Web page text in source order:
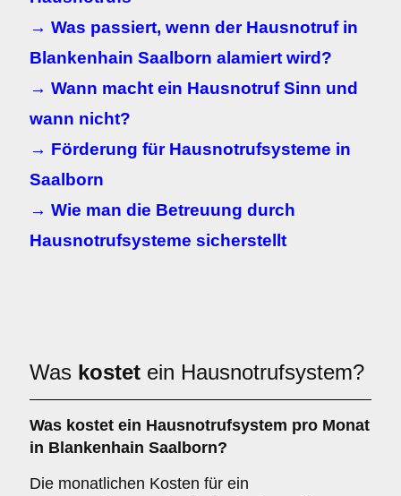
→ Was passiert, wenn der Hausnotruf in
Blankenhain Saalborn alamiert wird?
→ Wann macht ein Hausnotruf Sinn und
wann nicht?
→ Förderung für Hausnotrufsysteme in
Saalborn
→ Wie man die Betreuung durch
Hausnotrufsysteme sicherstellt
Was kostet ein Hausnotrufsystem?
Was kostet ein Hausnotrufsystem pro Monat
in Blankenhain Saalborn?
Die monatlichen Kosten für ein